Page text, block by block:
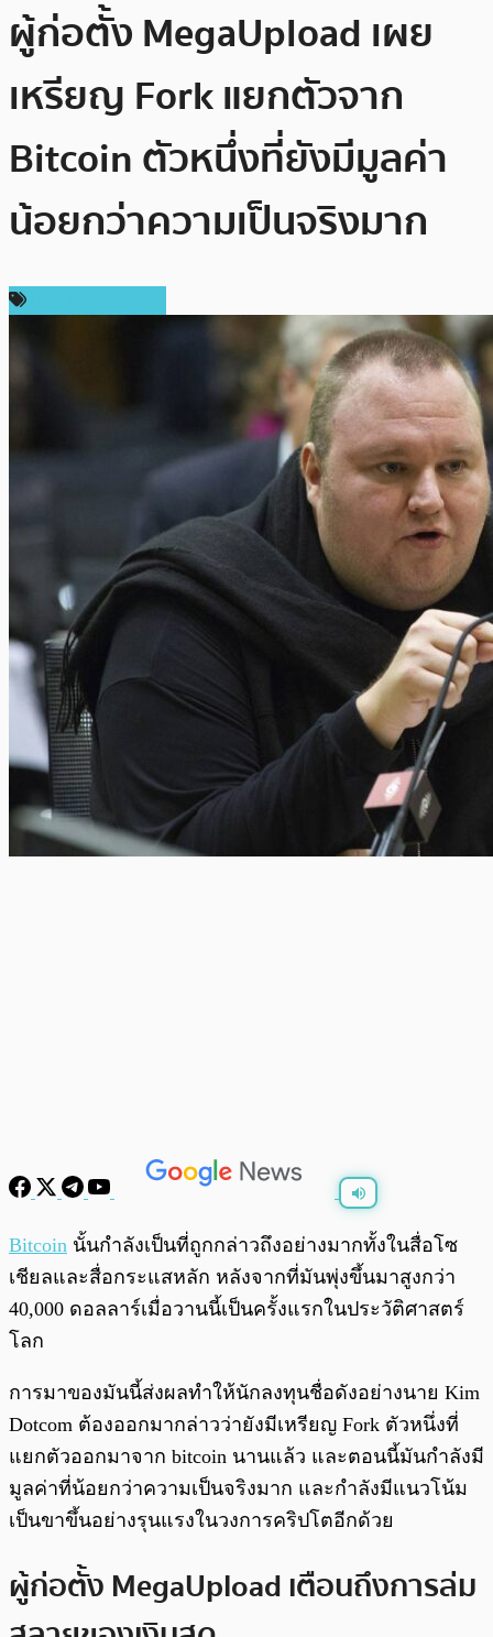
ผู้ก่อตั้ง MegaUpload เผย
เหรียญ Fork แยกตัวจาก
Bitcoin ตัวหนึ่งที่ยังมีมูลค่า
น้อยกว่าความเป็นจริงมาก
พร้อมเล่น 0:00 /0:00
Bitcoin นั้นกำลังเป็นที่ถูกกล่าวถึงอย่างมากทั้งในสื่อโซ
เชียลและสื่อกระแสหลัก หลังจากที่มันพุ่งขึ้นมาสูงกว่า
40,000 ดอลลาร์เมื่อวานนี้เป็นครั้งแรกในประวัติศาสตร์
โลก
การมาของมันนี้ส่งผลทำให้นักลงทุนชื่อดังอย่างนาย Kim
Dotcom ต้องออกมากล่าวว่ายังมีเหรียญ Fork ตัวหนึ่งที่
แยกตัวออกมาจาก bitcoin นานแล้ว และตอนนี้มันกำลังมี
มูลค่าที่น้อยกว่าความเป็นจริงมาก และกำลังมีแนวโน้ม
เป็นขาขึ้นอย่างรุนแรงในวงการคริปโตอีกด้วย
ผู้ก่อตั้ง MegaUpload เตือนถึงการล่ม